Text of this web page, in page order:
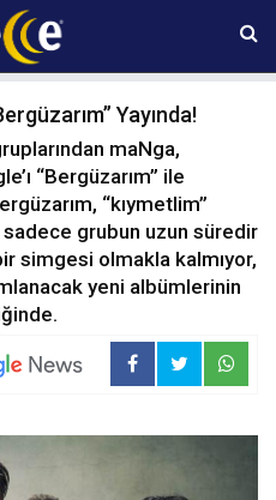
05:54
Yayında!
maNga,
“Bergüzarım” ile
“kıymetlim”
sadece grubun uzun süredir
simgesi olmakla kalmıyor,
yeni albümlerinin